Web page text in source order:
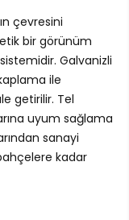
çevresini
bir görünüm
Galvanizli
ile
getirilir. Tel
uyum sağlama
sanayi
kadar